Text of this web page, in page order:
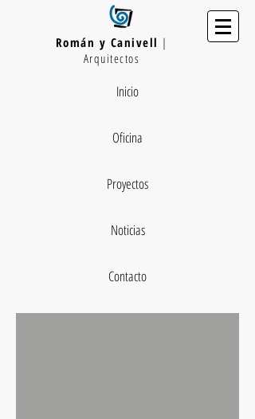
Román y Canivell |
Arquitectos
Inicio
Oficina
Proyectos
Noticias
Contacto